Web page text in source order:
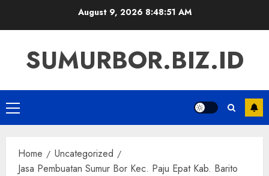
August 9, 2026 8:48:52 AM
SUMURBOR.BIZ.ID
Primary
Menu
Home
Uncategorized
Jasa Pembuatan Sumur Bor Kec. Paju Epat Kab. Barito